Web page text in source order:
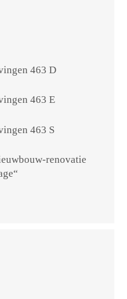
463 D
463 E
463 S
renovatie